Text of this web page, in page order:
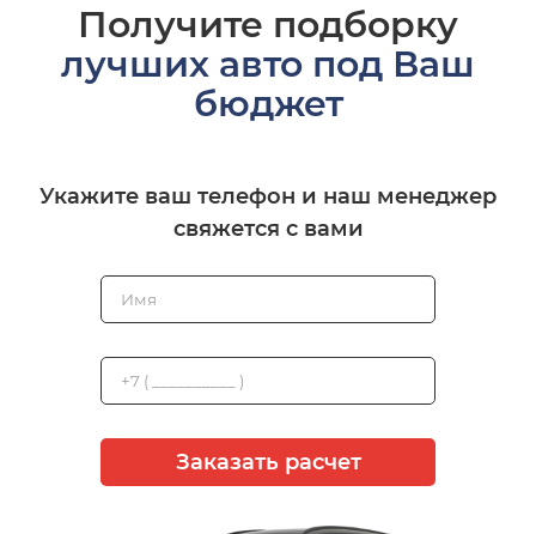
Получите подборку
лучших авто под Ваш
бюджет
Укажите ваш телефон и наш менеджер
свяжется с вами
Заказать расчет